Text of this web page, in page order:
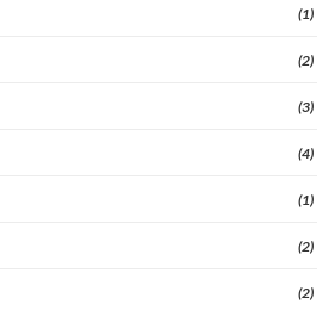
(1)
(2)
(3)
(4)
(1)
(2)
(2)